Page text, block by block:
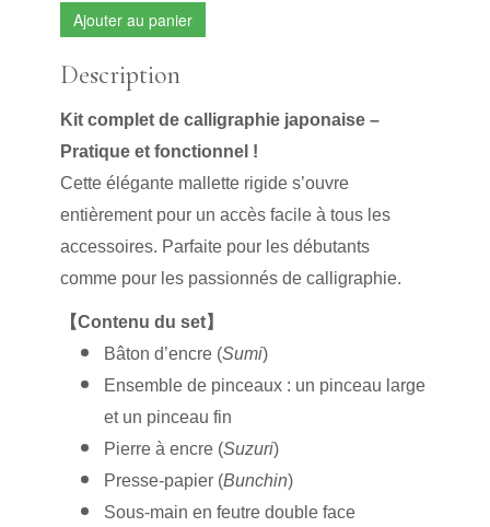
Ajouter au panier
Description
Kit complet de calligraphie japonaise –
Pratique et fonctionnel !
Cette élégante mallette rigide s’ouvre
entièrement pour un accès facile à tous les
accessoires. Parfaite pour les débutants
comme pour les passionnés de calligraphie.
【Contenu du set】
Bâton d’encre (Sumi)
Ensemble de pinceaux : un pinceau large
et un pinceau fin
Pierre à encre (Suzuri)
Presse-papier (Bunchin)
Sous-main en feutre double face